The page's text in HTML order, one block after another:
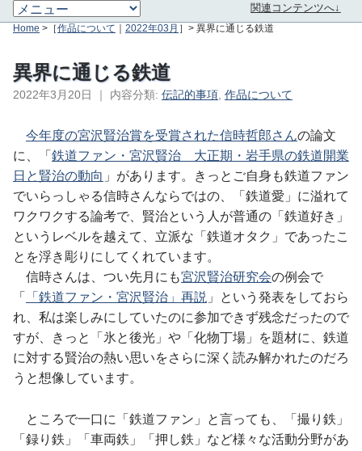
関連コンテンツへ↓
Home >［作品について ｜ 2022年03月 ］> 異界に通じる鉄道
異界に通じる鉄道
2022年3月20日 ｜ 内容分類: 伝記的事項 作品について
今年度の宮沢賢治賞を受賞された信時哲郎さんの論文
に、「 鉄道ファン・宮沢賢治 大正期・岩手県の鉄道開業
日と賢治の動向 」があります。きっとご自身も鉄道ファン
でいらっしゃる信時さんならではの、「鉄道愛」に溢れて
ワクワクする論考で、賢治という人が普通の「鉄道好き」
というレベルを越えて、立派な「鉄道オタク」であったこ
とを浮き彫りにしてくれています。
信時さんは、つい先月にも宮沢賢治研究会の例会で
「
「鉄道ファン・宮沢賢治」再説 」という発表をしておら
れ、私は楽しみにしていたのに参加できず残念だったので
すが、きっと「氷と後光」や「化物丁場」を題材に、鉄道
に対する賢治の熱い思いをさらに深く読み解かれたのだろ
うと想像しています。
ところで一口に「鉄道ファン」と言っても、「撮り鉄」
「録り鉄」「車両鉄」「押し鉄」など様々な活動分野があ